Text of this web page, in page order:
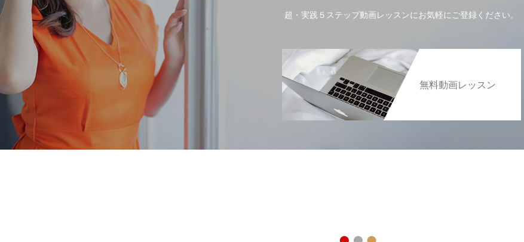
超・実践５ステップ動画レッスンにお気軽にご登録ください。
無料動画レッスン